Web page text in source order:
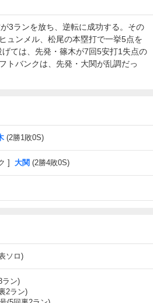
3ランを放ち、逆転に成功する。その
ュンメル、松尾の本塁打で一挙5点を
ては、先発・篠木が7回5安打1失点の
トバンクは、先発・大関が乱調だっ
(2勝1敗0S)
大関 (2勝4敗0S)
ソロ)
ラン)
2ラン)